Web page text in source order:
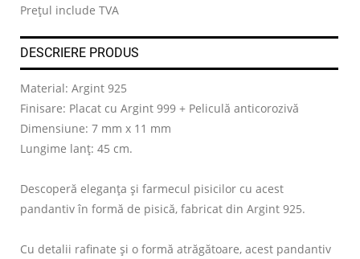
Prețul include TVA
DESCRIERE PRODUS
Material: Argint 925
Finisare: Placat cu Argint 999 + Peliculă anticorozivă
Dimensiune: 7 mm x 11 mm
Lungime lanț: 45 cm.
Descoperă eleganța și farmecul pisicilor cu acest
pandantiv în formă de pisică, fabricat din Argint 925.
Cu detalii rafinate și o formă atrăgătoare, acest pandantiv